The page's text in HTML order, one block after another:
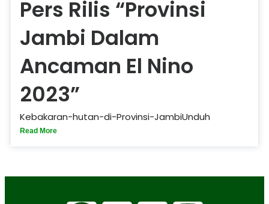
Pers Rilis “Provinsi
Jambi Dalam
Ancaman El Nino
2023”
Kebakaran-hutan-di-Provinsi-JambiUnduh
Read More